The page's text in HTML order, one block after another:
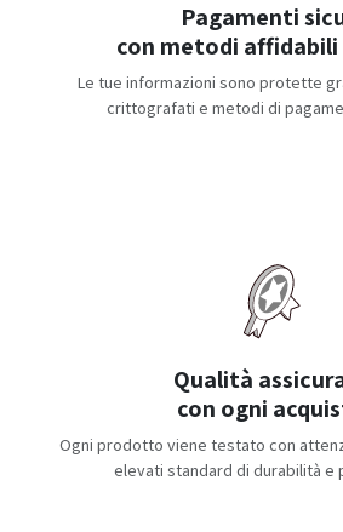
Pagamenti
con metodi affidabili
Le tue informazioni sono protette
crittografati e metodi di
Qualità
con ogni
Ogni prodotto viene testato con
elevati standard di durabilità e